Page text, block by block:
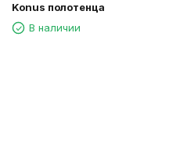
Konus полотенца
В наличии